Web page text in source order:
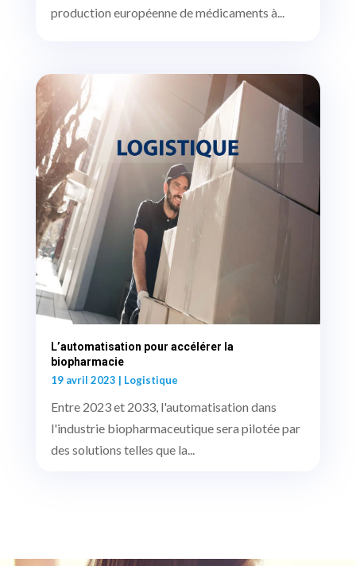
production européenne de médicaments à...
L’automatisation pour accélérer la
biopharmacie
19 avril 2023 | Logistique
Entre 2023 et 2033, l'automatisation dans
l'industrie biopharmaceutique sera pilotée par
des solutions telles que la...